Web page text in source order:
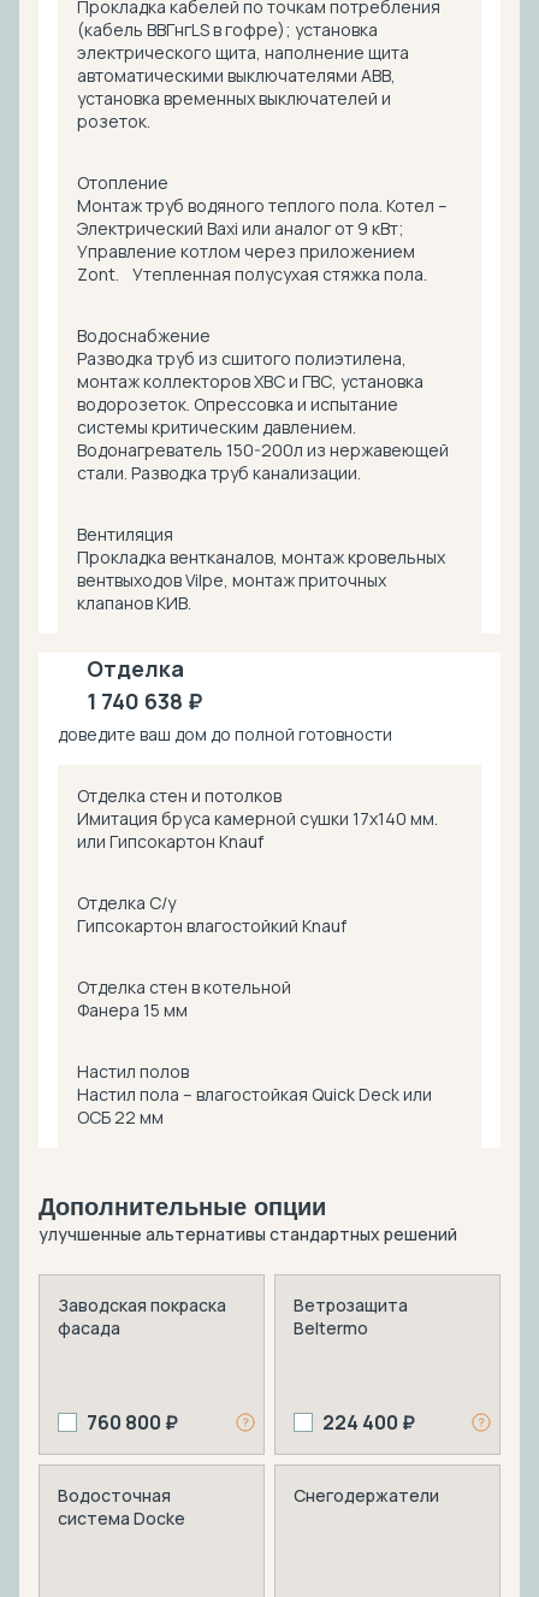
Прокладка кабелей по точкам потребления
(кабель ВВГнгLS в гофре); установка
электрического щита, наполнение щита
автоматическими выключателями ABB,
установка временных выключателей и
розеток.
Отопление
Монтаж труб водяного теплого пола. Котел –
Электрический Baxi или аналог от 9 кВт;
Управление котлом через приложением
Zont. Утепленная полусухая стяжка пола.
Водоснабжение
Разводка труб из сшитого полиэтилена,
монтаж коллекторов ХВС и ГВС, установка
водорозеток. Опрессовка и испытание
системы критическим давлением.
Водонагреватель 150-200л из нержавеющей
стали. Разводка труб канализации.
Вентиляция
Прокладка вентканалов, монтаж кровельных
вентвыходов Vilpe, монтаж приточных
клапанов КИВ.
Отделка
1 740 638 ₽
доведите ваш дом до полной готовности
Отделка стен и потолков
Имитация бруса камерной сушки 17х140 мм.
или Гипсокартон Knauf
Отделка С/у
Гипсокартон влагостойкий Knauf
Отделка стен в котельной
Фанера 15 мм
Настил полов
Настил пола – влагостойкая Quick Deck или
ОСБ 22 мм
Дополнительные опции
улучшенные альтернативы стандартных решений
Заводская покраска
фасада
760 800 ₽
Ветрозащита
Beltermo
224 400 ₽
Водосточная
система Docke
Снегодержатели